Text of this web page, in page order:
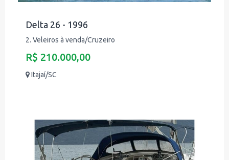
Delta 26 - 1996
2. Veleiros à venda/Cruzeiro
R$ 210.000,00
Itajaí/SC